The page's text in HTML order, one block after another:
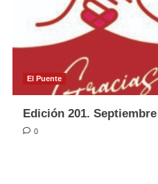
El Puente
Edición 201.
0